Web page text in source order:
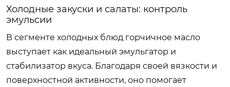
Холодные закуски и салаты: контроль
эмульсии
В сегменте холодных блюд горчичное масло
выступает как идеальный эмульгатор и
стабилизатор вкуса. Благодаря своей вязкости и
поверхностной активности, оно помогает